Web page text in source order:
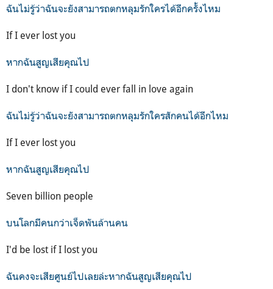
ฉันไม่รู้ว่าฉันจะยังสามารถตกหลุมรักใครได้อีกครั้งไหม
If I ever lost you
หากฉันสูญเสียคุณไป
I don't know if I could ever fall in love again
ฉันไม่รู้ว่าฉันจะยังสามารถตกหลุมรักใครสักคนได้อีกไหม
If I ever lost you
หากฉันสูญเสียคุณไป
Seven billion people
บนโลกมีคนกว่าเจ็ดพันล้านคน
I'd be lost if I lost you
ฉันคงจะเสียศูนย์ไปเลยล่ะหากฉันสูญเสียคุณไป